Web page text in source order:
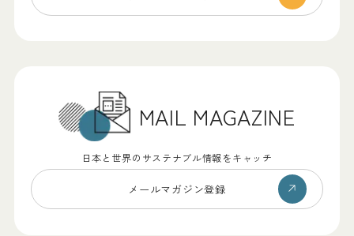
MAIL MAGAZINE
日本と世界のサステナブル情報をキャッチ
メールマガジン登録